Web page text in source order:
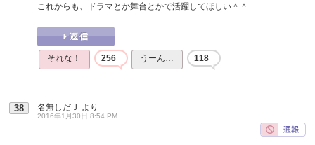
これからも、ドラマとか舞台とかで活躍してほしい＾＾
それな！ 256 うーん… 118
38 名無しだＪ より
2016年1月30日 8:54 PM